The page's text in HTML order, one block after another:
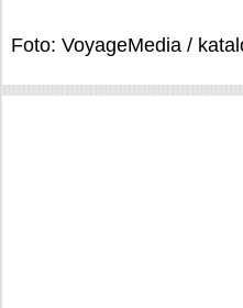
Foto: VoyageMedia /